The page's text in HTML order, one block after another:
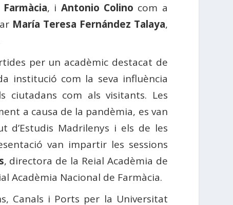
, i Antonio Colino com a
María Teresa Fernández Talaya,
per un acadèmic destacat de
institució com la seva influència
com als visitants. Les
a causa de la pandèmia, es van
d’Estudis Madrilenys i els de les
van impartir les sessions
, directora de la Reial Acadèmia de
Acadèmia Nacional de Farmàcia.
Canals i Ports per la Universitat